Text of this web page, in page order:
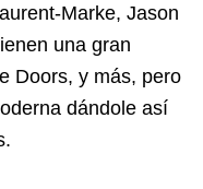
Marke, Jason
una gran
Doors, y más, pero
dándole así